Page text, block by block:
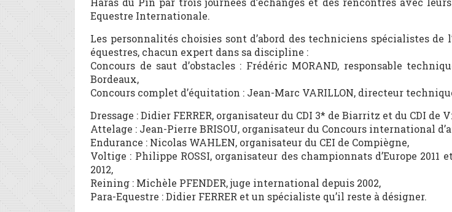
Equestre Internationale.
Les personnalités choisies sont d’abord des techniciens spécialistes
équestres, chacun expert dans sa discipline :
Concours de saut d’obstacles : Frédéric MORAND, responsable
Bordeaux,
Concours complet d’équitation : Jean-Marc VARILLON, directeur
Dressage : Didier FERRER, organisateur du CDI 3* de Biarritz et du CDI de
Attelage : Jean-Pierre BRISOU, organisateur du Concours international
Endurance : Nicolas WAHLEN, organisateur du CEI de Compiègne,
Voltige : Philippe ROSSI, organisateur des championnats d’Europe 2011
2012,
Reining : Michèle PFENDER, juge international depuis 2002,
Para-Equestre : Didier FERRER et un spécialiste qu’il reste à désigner.